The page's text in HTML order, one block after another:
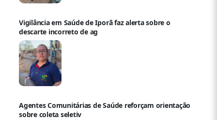
Vigilância em Saúde de Iporã faz alerta sobre o
descarte incorreto de ag
Agentes Comunitárias de Saúde reforçam orientação
sobre coleta seletiv